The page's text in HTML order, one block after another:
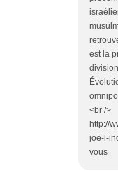
est la
<br />
http://
joe-l-
vous